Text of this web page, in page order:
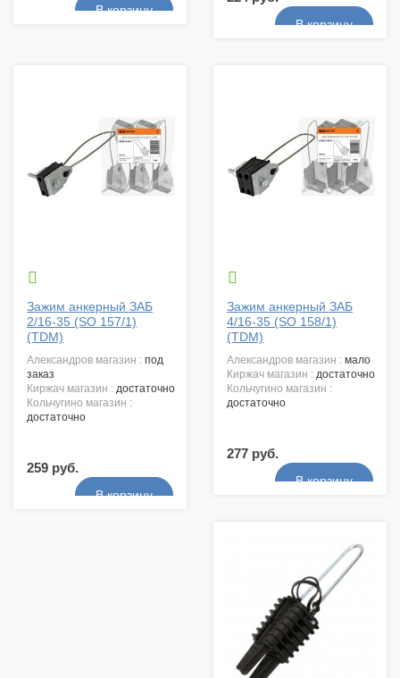

Зажим анкерный ЗАБ
2/16-35 (SO 157/1)
(TDM)
александров магазин : под
заказ
киржач магазин : достаточно
кольчугино магазин :
достаточно
259 руб.

Зажим анкерный ЗАБ
4/16-35 (SO 158/1)
(TDM)
александров магазин : мало
киржач магазин : достаточно
кольчугино магазин :
достаточно
277 руб.